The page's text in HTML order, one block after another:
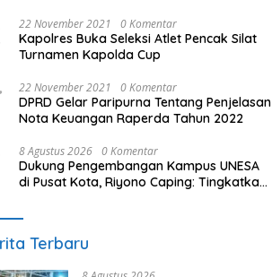
22 November 2021 0 Komentar
Kapolres Buka Seleksi Atlet Pencak Silat
Turnamen Kapolda Cup
22 November 2021 0 Komentar
DPRD Gelar Paripurna Tentang Penjelasan
Nota Keuangan Raperda Tahun 2022
8 Agustus 2026 0 Komentar
Dukung Pengembangan Kampus UNESA
di Pusat Kota, Riyono Caping: Tingkatkan
Terbaru